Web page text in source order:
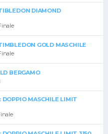
DIAMOND
GOLD MASCHILE
BERGAMO
MASCHILE LIMIT